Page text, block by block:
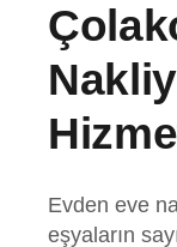
Evden eve
eşyaların